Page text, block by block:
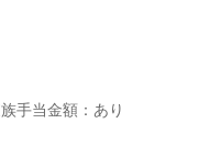
手当金額：あり